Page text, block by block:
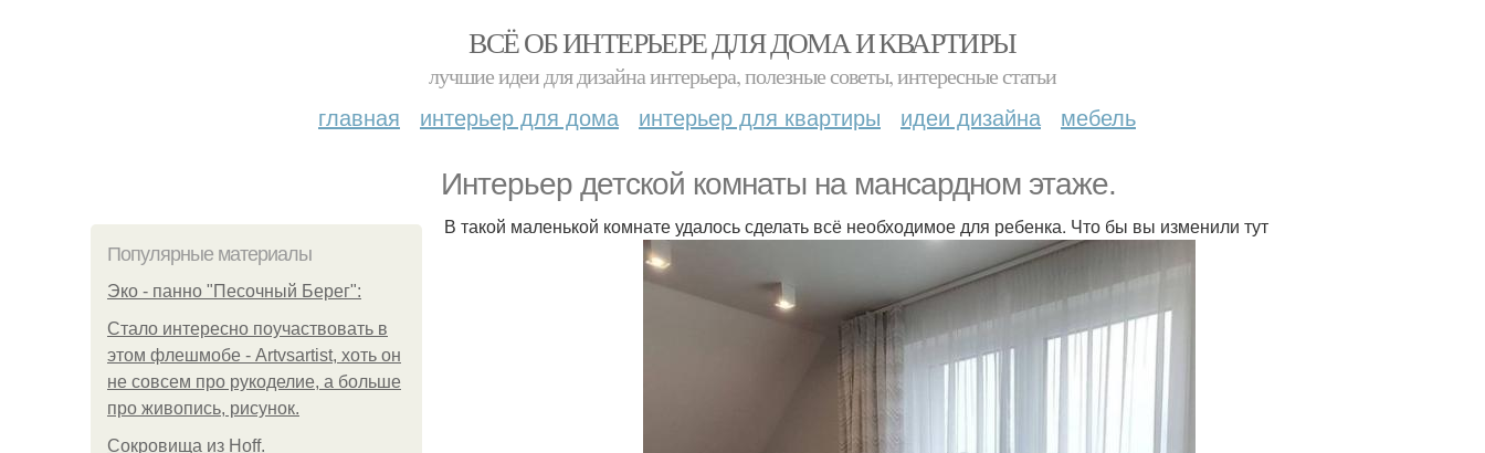
ВСЁ ОБ ИНТЕРЬЕРЕ ДЛЯ ДОМА И КВАРТИРЫ
лучшие идеи для дизайна интерьера, полезные советы, интересные статьи
главная интерьер для дома интерьер для квартиры идеи дизайна мебель
Интерьер детской комнаты на мансардном этаже.
Популярные материалы
Эко - панно "Песочный Берег":
Стало интересно поучаствовать в
этом флешмобе - Artvsartist, хоть он
не совсем про рукоделие, а больше
про живопись, рисунок.
Сокровища из Hoff.
В такой маленькой комнате удалось сделать всё необходимое для ребенка. Что бы вы изменили тут